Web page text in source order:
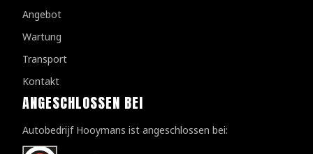
Angebot
Wartung
Transport
Kontakt
ANGESCHLOSSEN BEI
Autobedrijf Hooymans ist angeschlossen bei: